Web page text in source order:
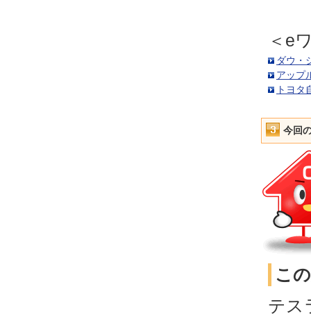
＜e
ダウ・
アップ
トヨタ
今回
こ
テス